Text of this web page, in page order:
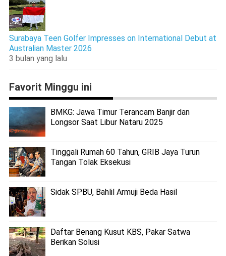
Surabaya Teen Golfer Impresses on International Debut at
Australian Master 2026
3 bulan yang lalu
Favorit Minggu ini
BMKG: Jawa Timur Terancam Banjir dan
Longsor Saat Libur Nataru 2025
Tinggali Rumah 60 Tahun, GRIB Jaya Turun
Tangan Tolak Eksekusi
Sidak SPBU, Bahlil Armuji Beda Hasil
Daftar Benang Kusut KBS, Pakar Satwa
Berikan Solusi